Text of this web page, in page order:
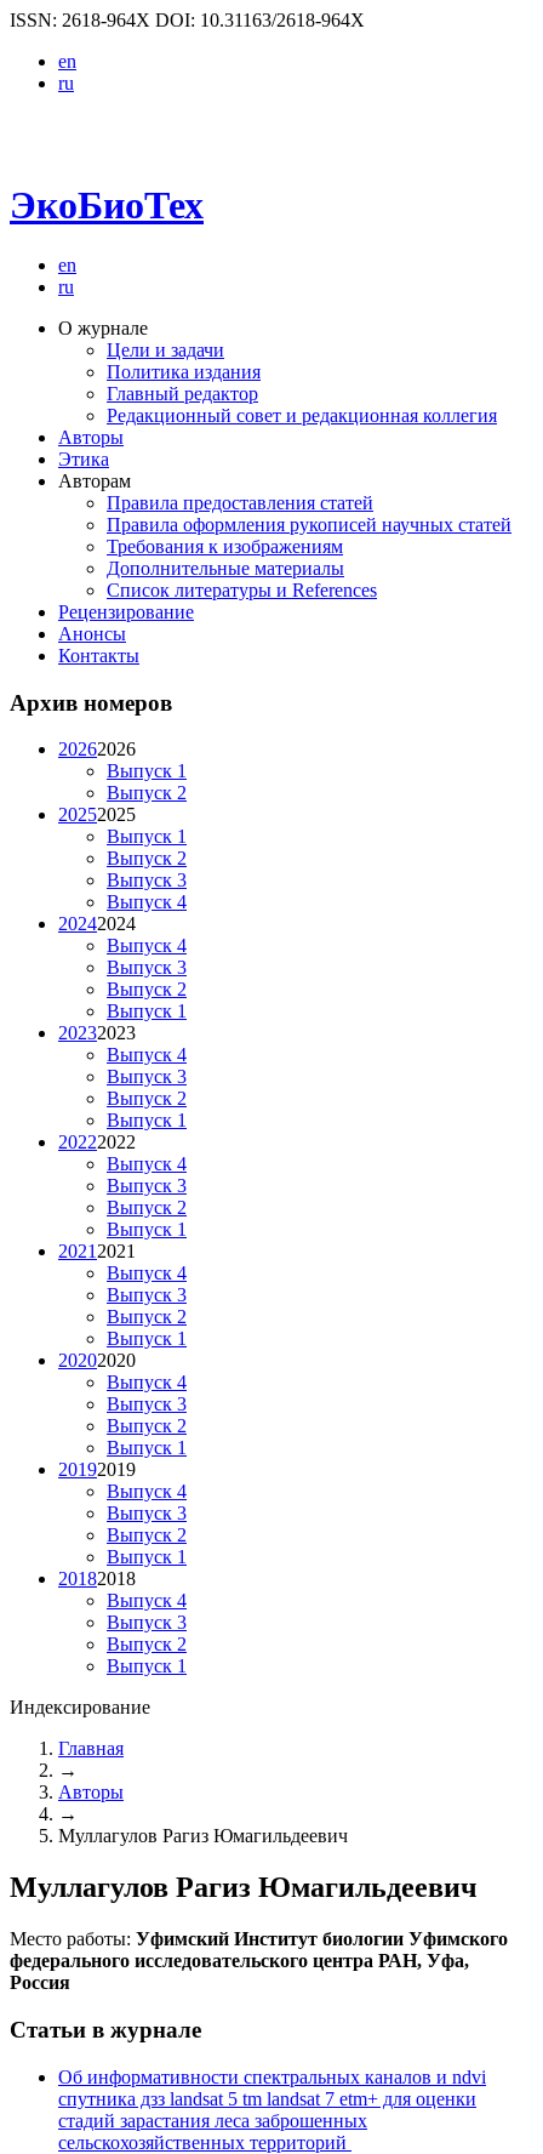
ISSN: 2618-964X DOI: 10.31163/2618-964X
en
ru
ЭкоБиоТех
en
ru
О журнале
Цели и задачи
Политика издания
Главный редактор
Редакционный совет и редакционная коллегия
Авторы
Этика
Авторам
Правила предоставления статей
Правила оформления рукописей научных статей
Требования к изображениям
Дополнительные материалы
Список литературы и References
Рецензирование
Анонсы
Контакты
Архив номеров
20262026
Выпуск 1
Выпуск 2
20252025
Выпуск 1
Выпуск 2
Выпуск 3
Выпуск 4
20242024
Выпуск 4
Выпуск 3
Выпуск 2
Выпуск 1
20232023
Выпуск 4
Выпуск 3
Выпуск 2
Выпуск 1
20222022
Выпуск 4
Выпуск 3
Выпуск 2
Выпуск 1
2021 2021
Выпуск 4
Выпуск 3
Выпуск 2
Выпуск 1
20202020
Выпуск 4
Выпуск 3
Выпуск 2
Выпуск 1
20192019
Выпуск 4
Выпуск 3
Выпуск 2
Выпуск 1
20182018
Выпуск 4
Выпуск 3
Выпуск 2
Выпуск 1
Индексирование
Главная
→
Авторы
→
Муллагулов Рагиз Юмагильдеевич
Муллагулов Рагиз Юмагильдеевич
Место работы: Уфимский Институт биологии Уфимского
федерального исследовательского центра РАН, Уфа,
Россия
Статьи в журнале
Об информативности спектральных каналов и ndvi
спутника дзз landsat 5 tm landsat 7 etm+ для оценки
стадий зарастания леса заброшенных
сельскохозяйственных территорий